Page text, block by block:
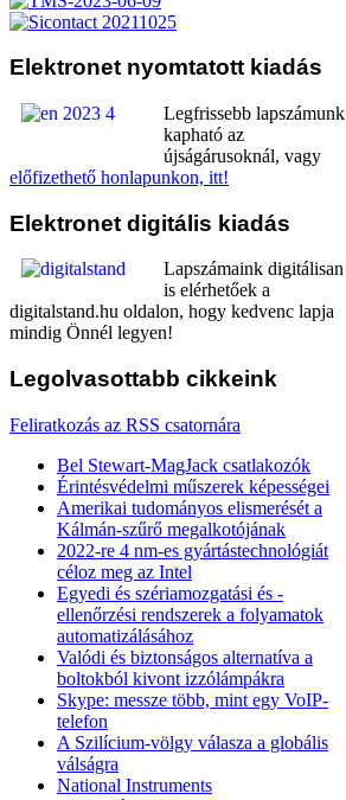
Elektronet nyomtatott kiadás
Legfrissebb lapszámunk
kapható az
újságárusoknál, vagy
előfizethető honlapunkon, itt!
Elektronet digitális kiadás
Lapszámaink digitálisan
is elérhetőek a
digitalstand.hu oldalon, hogy kedvenc lapja
mindig Önnél legyen!
Legolvasottabb cikkeink
Feliratkozás az RSS csatornára
Bel Stewart-MagJack csatlakozók
Érintésvédelmi műszerek képességei
Amerikai tudományos elismerését a
Kálmán-szűrő megalkotójának
2022-re 4 nm-es gyártástechnológiát
céloz meg az Intel
Egyedi és szériamozgatási és -
ellenőrzési rendszerek a folyamatok
automatizálásához
Valódi és biztonságos alternatíva a
boltokból kivont izzólámpákra
Skype: messze több, mint egy VoIP-
telefon
A Szilícium-völgy válasza a globális
válságra
National Instruments